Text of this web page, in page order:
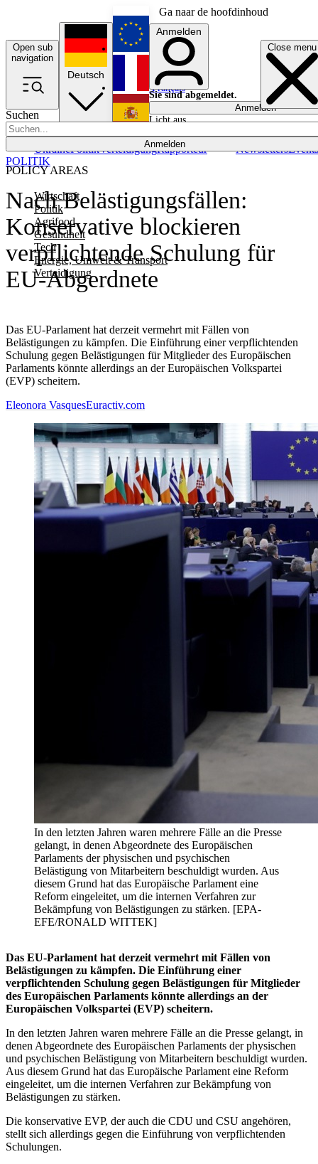
Ga naar de hoofdinhoud
Open sub
navigation
Close menu
Suchen
Anmelden
POLICY AREAS
Wirtschaft
Politik
Agrifood
Gesundheit
Tech
Energie, Umwelt & Transport
Verteidigung
UkrainePolitikVerteidigungRapporteur NewslettersEvents
Deutsch
English
Français
Anmelden
Sie sind abgemeldet.
Anmelden
Licht aus
Nach Belästigungsfällen:
Konservative blockieren
verpflichtende Schulung für
EU-Abgerdnete
Das EU-Parlament hat derzeit vermehrt mit Fällen von
Belästigungen zu kämpfen. Die Einführung einer verpflichtenden
Schulung gegen Belästigungen für Mitglieder des Europäischen
Parlaments könnte allerdings an der Europäischen Volkspartei
(EVP) scheitern.
POLITIK
Eleonora VasquesEuractiv.com
In den letzten Jahren waren mehrere Fälle an die Presse
gelangt, in denen Abgeordnete des Europäischen
Parlaments der physischen und psychischen
Belästigung von Mitarbeitern beschuldigt wurden. Aus
diesem Grund hat das Europäische Parlament eine
Reform eingeleitet, um die internen Verfahren zur
Bekämpfung von Belästigungen zu stärken. [EPA-
EFE/RONALD WITTEK]
Das EU-Parlament hat derzeit vermehrt mit Fällen von
Belästigungen zu kämpfen. Die Einführung einer
verpflichtenden Schulung gegen Belästigungen für Mitglieder
des Europäischen Parlaments könnte allerdings an der
Europäischen Volkspartei (EVP) scheitern.
In den letzten Jahren waren mehrere Fälle an die Presse gelangt, in
denen Abgeordnete des Europäischen Parlaments der physischen
und psychischen Belästigung von Mitarbeitern beschuldigt wurden.
Aus diesem Grund hat das Europäische Parlament eine Reform
eingeleitet, um die internen Verfahren zur Bekämpfung von
Belästigungen zu stärken.
Die konservative EVP, der auch die CDU und CSU angehören,
stellt sich allerdings gegen die Einführung von verpflichtenden
Schulungen.